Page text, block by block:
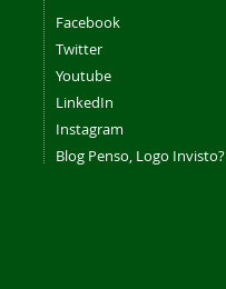
Facebook
Twitter
Youtube
LinkedIn
Instagram
Blog Penso, Logo Invisto?